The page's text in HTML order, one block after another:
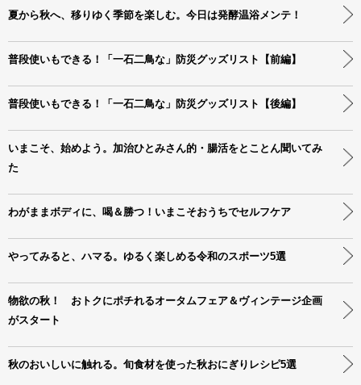
夏から秋へ、移りゆく季節を楽しむ。今日は発酵温浴メンテ！
普段使いもできる！「一石二鳥な」防災グッズリスト【前編】
普段使いもできる！「一石二鳥な」防災グッズリスト【後編】
いまこそ、始めよう。加治ひとみさん的・腸活をとことん聞いてみ
た
わがままボディに、喝＆勝つ！いまこそおうちでセルフケア
やってみると、ハマる。ゆるく楽しめる令和のスポーツ5選
物欲の秋！ おトクにポチれるオータムフェア＆ヴィンテージ企画
がスタート
秋のおいしいに触れる。旬食材を使った秋おにぎりレシピ5選